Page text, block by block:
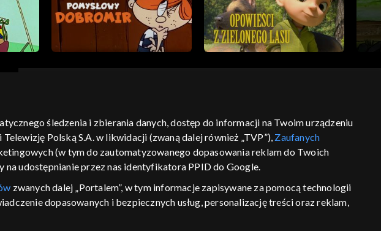
voucher dostępność informacje o dostawcy usług
śledzenia i zbierania danych, dostęp do informacji na Twoim urządzeniu
Polską S.A. w likwidacji (zwaną dalej również „TVP”), Zaufanych
(w tym do zautomatyzowanego dopasowania reklam do Twoich
na udostępnianie przez nas identyfikatora PPID do Google.
zwanych dalej „Portalem”, w tym informacje zapisywane za pomocą technologii
dopasowanych i bezpiecznych usług, personalizację treści oraz reklam,